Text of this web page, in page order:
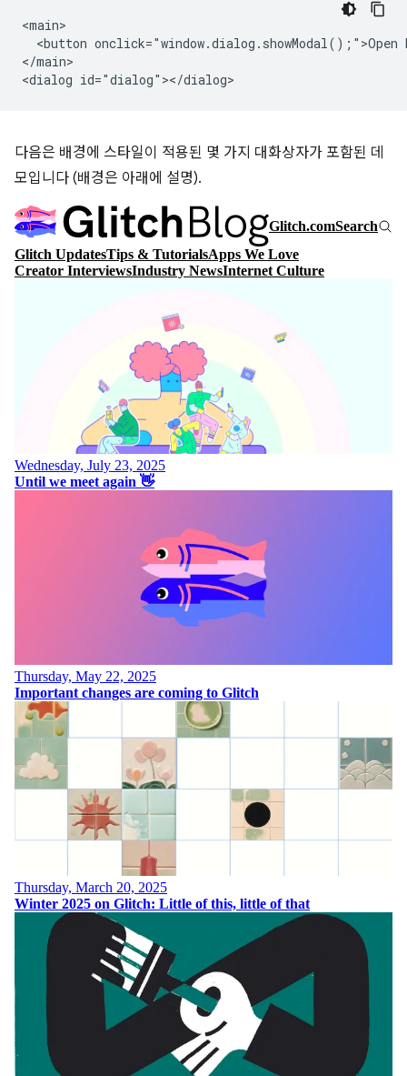
<main>
<button onclick="window.dialog.showModal();">Open
</main>
다음은 배경에 스타일이 적용된 몇 가지 대화상자가 포함된 데
모입니다 (배경은 아래에 설명).